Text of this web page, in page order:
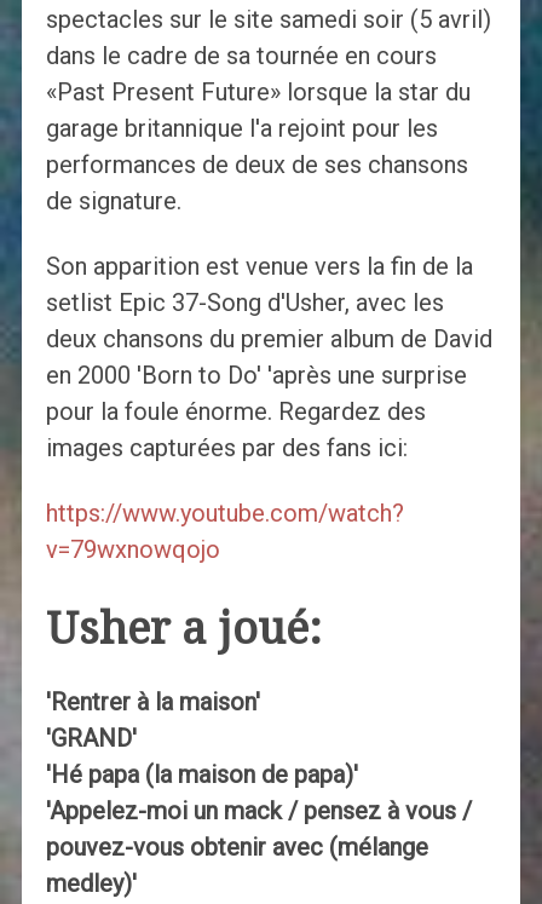
spectacles sur le site samedi soir (5 avril)
dans le cadre de sa tournée en cours
«Past Present Future» lorsque la star du
garage britannique l'a rejoint pour les
performances de deux de ses chansons
de signature.
Son apparition est venue vers la fin de la
setlist Epic 37-Song d'Usher, avec les
deux chansons du premier album de David
en 2000 'Born to Do' 'après une surprise
pour la foule énorme. Regardez des
images capturées par des fans ici:
https://www.youtube.com/watch?
v=79wxnowqojo
Usher a joué:
'Rentrer à la maison'
'GRAND'
'Hé papa (la maison de papa)'
'Appelez-moi un mack / pensez à vous /
pouvez-vous obtenir avec (mélange
medley)'